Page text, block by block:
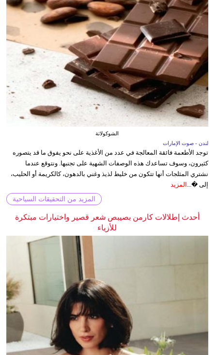
الشوكولاتة
لندن - صوت الإمارات
توجد الأطعمة فائقة المعالجة في عدد من الأغذية على نحو يفوق ما قد يتصوره
كثيرون، وسوف تساعدك هذه الوصفات الشهية على تجنبها. ونتوقع عندما
نشتري المثلجات أنها تتكون من خليط لذيذ وغني بالدهون، كالكريمة أو الحليب،
إلى �... المزيد
المزيد من التحقيقات السياحية
أحدث إطلالات كارمن بصيبص شعر قصير واختيارات مبتكرة
للأزياء